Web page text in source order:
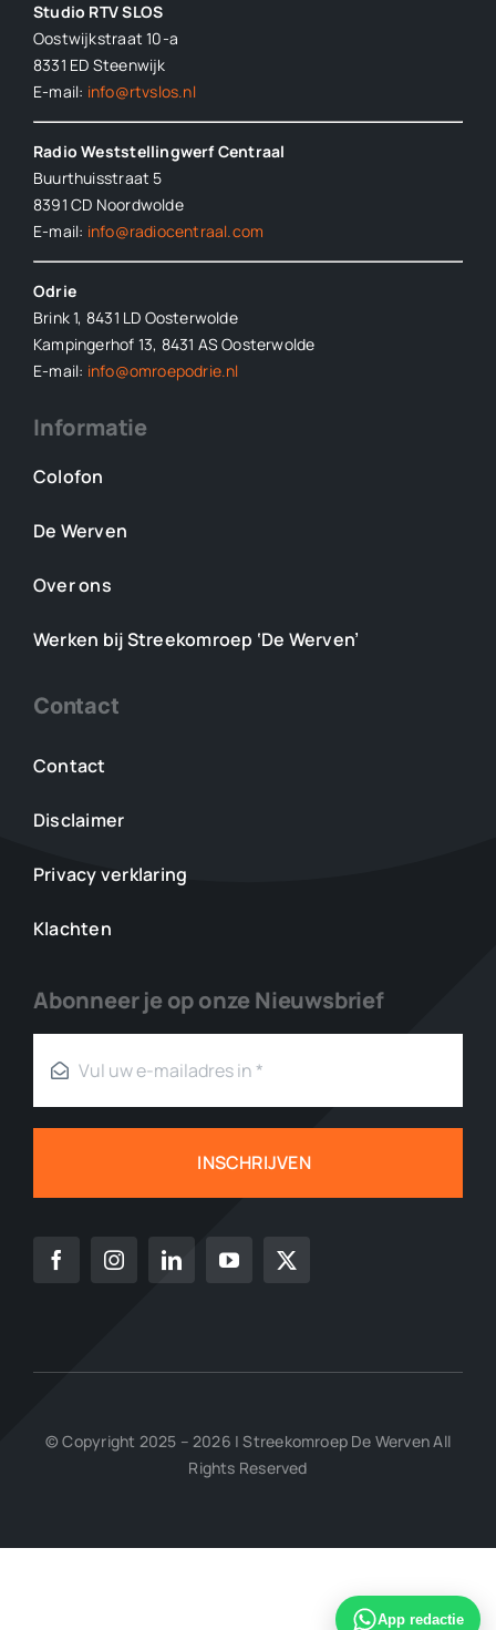
Studio RTV SLOS
Oostwijkstraat 10-a
8331 ED Steenwijk
E-mail: info@rtvslos.nl
Radio Weststellingwerf Centraal
Buurthuisstraat 5
8391 CD Noordwolde
E-mail: info@radiocentraal.com
Odrie
Brink 1, 8431 LD Oosterwolde
Kampingerhof 13, 8431 AS Oosterwolde
E-mail: info@omroepodrie.nl
Informatie
Colofon
De Werven
Over ons
Werken bij Streekomroep ‘De Werven’
Contact
Contact
Disclaimer
Privacy verklaring
Klachten
Abonneer je op onze Nieuwsbrief
INSCHRIJVEN
© Copyright 2025 – 2026 | Streekomroep De Werven All
Rights Reserved
App redactie